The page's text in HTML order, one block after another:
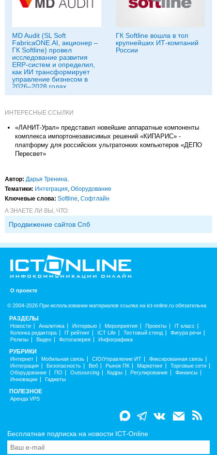
MD Audit (SL Soft
FabricaONE.AI, акционер –
ГК Softline) провел
исследование развития
ERP-систем и определил,
как ИИ трансформирует
управление бизнесом в
2026–2028 годах
ГК Softline вошла в топ
крупнейших ИТ-компаний
России
ИНТЕРЕСНЫЕ ССЫЛКИ
«ЛАНИТ-Урал» представил новейшие аппаратные компоненты
комплекса импортонезависимых решений «КИПАРИС» -
платформу для российских ультратонких компьютеров «ДЕПО
Пересвет»
Автор: Дарья Тренина
Тематики: Интеграция Оборудование
Ключевые слова: Softline Софтлайн
А ЗНАЕТЕ ЛИ ВЫ, ЧТО:
Продвижение сайтов Спб
О проекте
© 2004-2026 При использовании материалов ссылка на ict-online.ru обязательна
РАЗДЕЛЫ
Новости Аналитика Интервью Мероприятия Проекты
IT класс
Колонка редактора
IT рейтинг ICT Life Тестовый стенд
Фигура речи
Релизы
Видео Фотогалерея Инфографика
РУБРИКИ
Интернет Мобильная связь CIO/Управление ИТ
Фиксированная связь
Интеграция
Безопасность Веб Рынок ПК Маркетинг
Торговые сети
Оборудование
ПО Outsourcing Кадры Регулирование
Финансы
Инновации
Гаджеты
ПОЛЕЗНОЕ
Аренда VPS
Бесплатная подписка на новости ICT-Online